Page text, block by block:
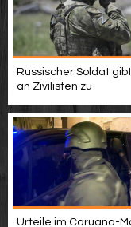
Russischer Soldat
an Zivilisten zu
Urteile im Caruana-